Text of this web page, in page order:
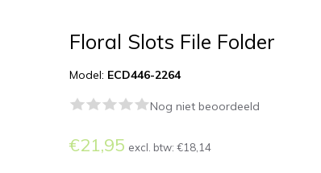
Floral Slots File Folder
Model: ECD446-2264
Nog niet beoordeeld
€21,95 excl. btw:€18,14